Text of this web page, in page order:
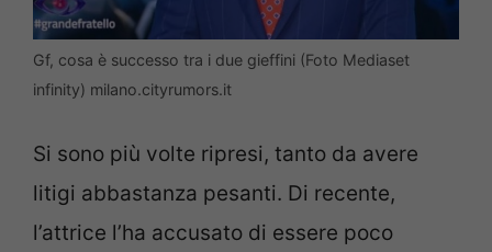
Gf, cosa è successo tra i due gieffini (Foto Mediaset
infinity) milano.cityrumors.it
Si sono più volte ripresi, tanto da avere
litigi abbastanza pesanti. Di recente,
l’attrice l’ha accusato di essere poco